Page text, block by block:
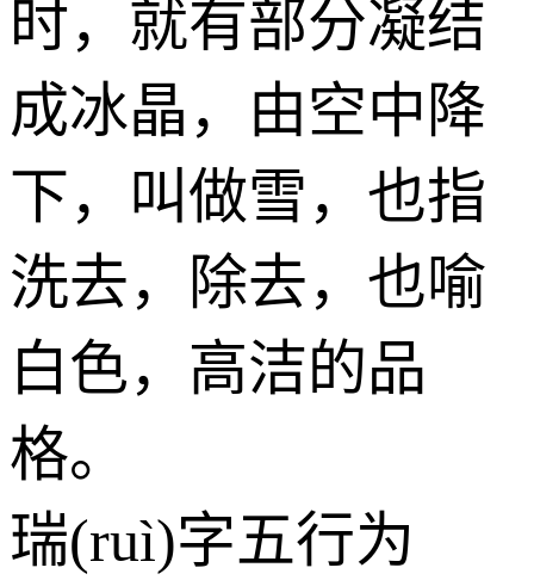
时，就有部分凝结
成冰晶，由空中降
下，叫做雪，也指
洗去，除去，也喻
白色，高洁的品
格。
瑞(ruì)字五行为